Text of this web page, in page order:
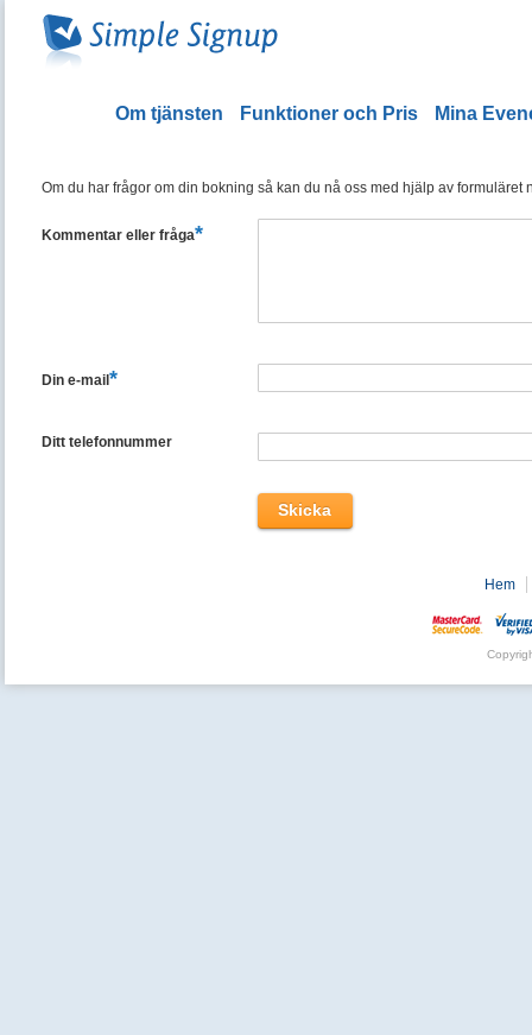
Om tjänsten Funktioner och Pris Mina
Om du har frågor om din bokning så kan du nå oss med hjälp av formuläret
Kommentar eller fråga*
Din e-mail*
Ditt telefonnummer
Hem